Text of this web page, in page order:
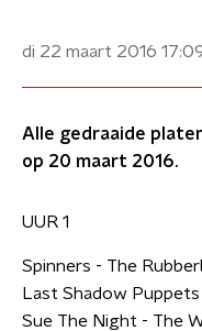
di 22 maart 2016
Alle gedraaide
op 20 maart 2016.
UUR 1
Spinners - The
Last Shadow
Sue The Night - The